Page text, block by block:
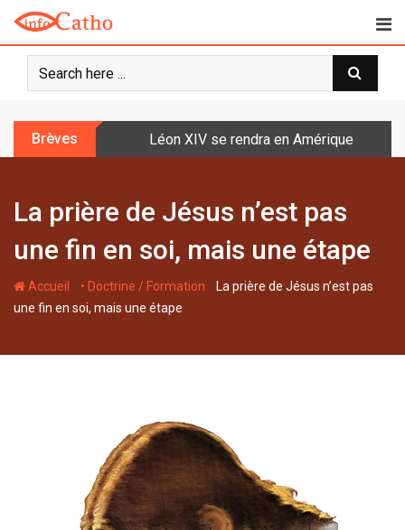
o
Brèves Léon XIV se rendra en Amérique latine à
La prière de Jésus n’est pas
une fin en soi, mais une étape
Accueil - • Doctrine / Formation - La prière de Jésus n’est pas
une fin en soi, mais une étape